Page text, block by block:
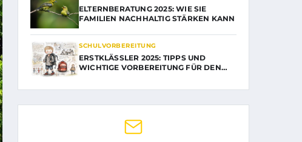
ELTERNBERATUNG 2025: WIE SIE
FAMILIEN NACHHALTIG STÄRKEN KANN
SCHULVORBEREITUNG
ERSTKLÄSSLER 2025: TIPPS UND
WICHTIGE VORBEREITUNG FÜR DEN…